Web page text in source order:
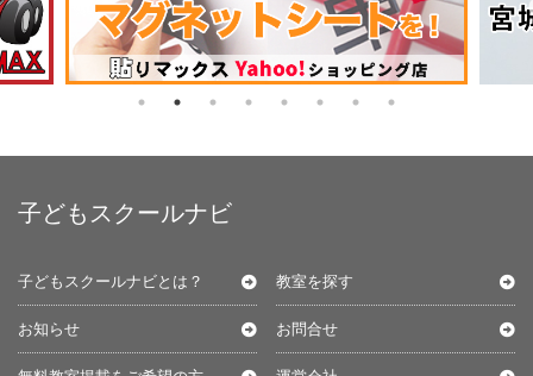
子どもスクールナビ
子どもスクールナビとは？ 教室を探す
お知らせ お問合せ